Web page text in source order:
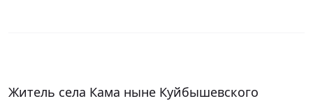
Житель села Кама ныне Куйбышевского